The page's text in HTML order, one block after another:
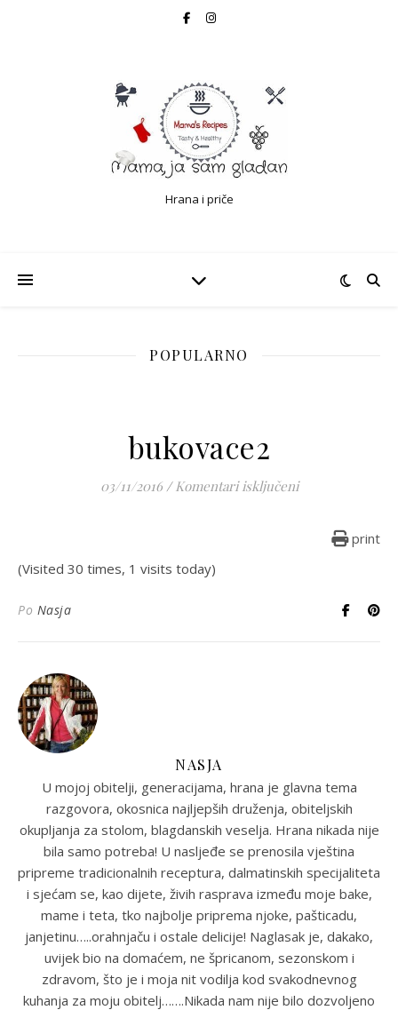
Hrana i priče
POPULARNO
bukovace2
03/11/2016 / Komentari isključeniza bukovace2
print
(Visited 30 times, 1 visits today)
Po Nasja
NASJA
U mojoj obitelji, generacijama, hrana je glavna tema
razgovora, okosnica najljepših druženja, obiteljskih
okupljanja za stolom, blagdanskih veselja. Hrana nikada nije
bila samo potreba! U nasljeđe se prenosila vještina
pripreme tradicionalnih receptura, dalmatinskih specijaliteta
i sjećam se, kao dijete, živih rasprava između moje bake,
mame i teta, tko najbolje priprema njoke, pašticadu,
janjetinu…..orahnjaču i ostale delicije! Naglasak je, dakako,
uvijek bio na domaćem, ne špricanom, sezonskom i
zdravom, što je i moja nit vodilja kod svakodnevnog
kuhanja za moju obitelj…….Nikada nam nije bilo dozvoljeno